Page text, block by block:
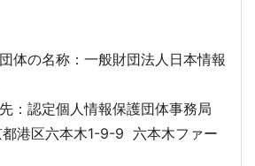
体の名称：一般財団法人日本情報
：認定個人情報保護団体事務局
港区六本木1-9-9 六本木ファー